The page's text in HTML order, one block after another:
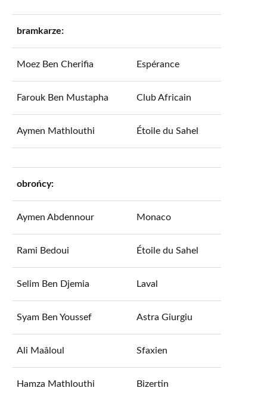
bramkarze:
Moez Ben Cherifia Espérance
Farouk Ben Mustapha Club Africain
Aymen Mathlouthi Étoile du Sahel
obrońcy:
Aymen Abdennour Monaco
Rami Bedoui Étoile du Sahel
Selim Ben Djemia Laval
Syam Ben Youssef Astra Giurgiu
Ali Maâloul Sfaxien
Hamza Mathlouthi Bizertin